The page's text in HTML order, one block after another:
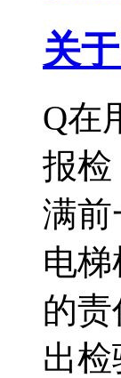
关
Q在
报检
满前
电
的
出